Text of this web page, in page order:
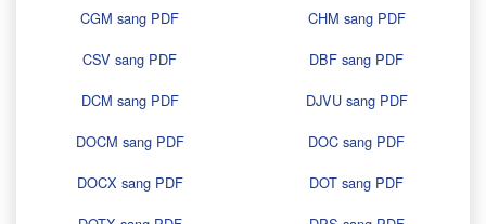
CGM sang PDF
CHM sang PDF
CSV sang PDF
DBF sang PDF
DCM sang PDF
DJVU sang PDF
DOCM sang PDF
DOC sang PDF
DOCX sang PDF
DOT sang PDF